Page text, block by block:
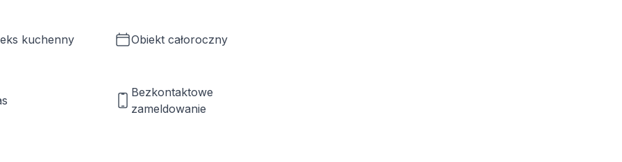
kuchenny Obiekt całoroczny
Bezkontaktowe
zameldowanie